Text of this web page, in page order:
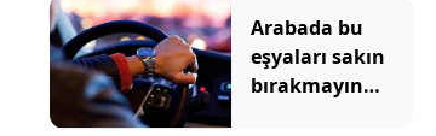
Arabada bu
eşyaları sakın
bırakmayın